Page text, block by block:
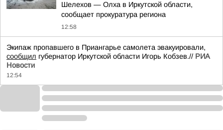
Шелехов — Олха в Иркутской области,
сообщает прокуратура региона
12:58
Экипаж пропавшего в Приангарье самолета эвакуировали,
сообщил губернатор Иркутской области Игорь Кобзев.// РИА
Новости
12:54